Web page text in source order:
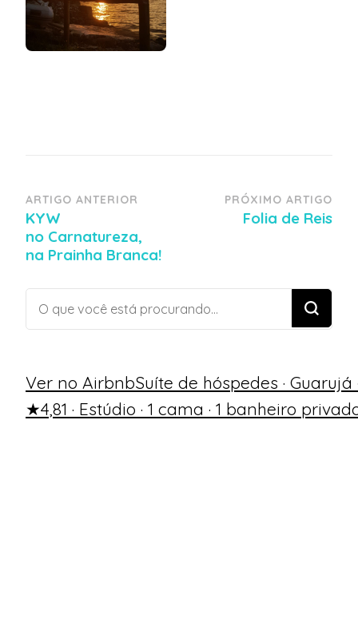
Navegação
de
post
ARTIGO ANTERIOR
KYW
no Carnatureza,
na Prainha Branca!
PRÓXIMO ARTIGO
Folia de Reis
Procurando
algo?
Ver no AirbnbSuíte de hóspedes · Guarujá
★4,81 · Estúdio · 1 cama · 1 banheiro